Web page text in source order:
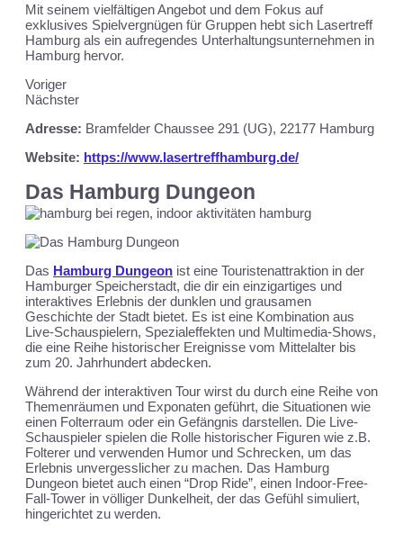
Mit seinem vielfältigen Angebot und dem Fokus auf
exklusives Spielvergnügen für Gruppen hebt sich Lasertreff
Hamburg als ein aufregendes Unterhaltungsunternehmen in
Hamburg hervor.
Voriger
Nächster
Adresse: Bramfelder Chaussee 291 (UG), 22177 Hamburg
Website: https://www.lasertreffhamburg.de/
Das Hamburg Dungeon
Das Hamburg Dungeon ist eine Touristenattraktion in der
Hamburger Speicherstadt, die dir ein einzigartiges und
interaktives Erlebnis der dunklen und grausamen
Geschichte der Stadt bietet. Es ist eine Kombination aus
Live-Schauspielern, Spezialeffekten und Multimedia-Shows,
die eine Reihe historischer Ereignisse vom Mittelalter bis
zum 20. Jahrhundert abdecken.
Während der interaktiven Tour wirst du durch eine Reihe von
Themenräumen und Exponaten geführt, die Situationen wie
einen Folterraum oder ein Gefängnis darstellen. Die Live-
Schauspieler spielen die Rolle historischer Figuren wie z.B.
Folterer und verwenden Humor und Schrecken, um das
Erlebnis unvergesslicher zu machen. Das Hamburg
Dungeon bietet auch einen “Drop Ride”, einen Indoor-Free-
Fall-Tower in völliger Dunkelheit, der das Gefühl simuliert,
hingerichtet zu werden.